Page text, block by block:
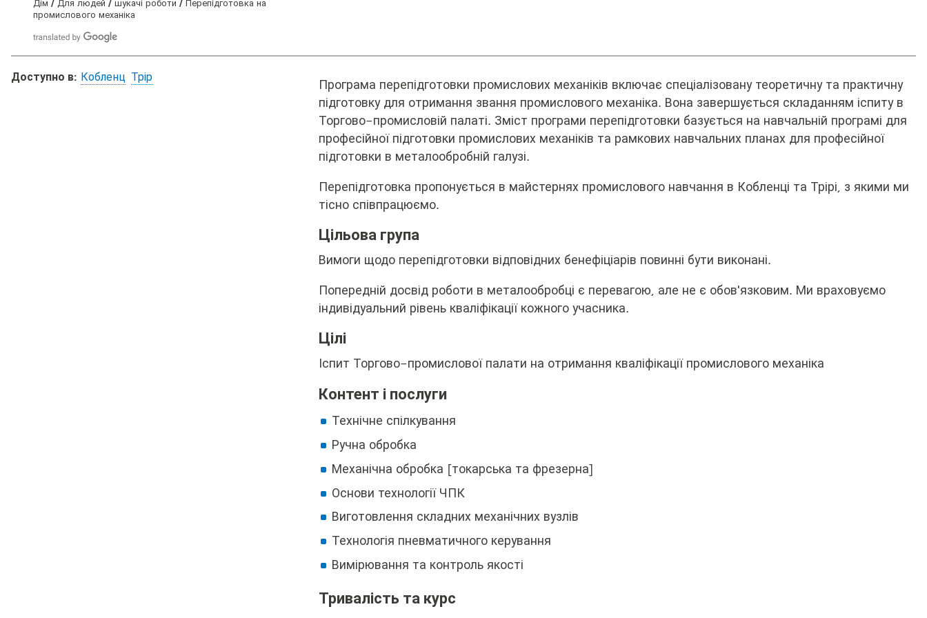
В
и
у
т
Дім Для людей шукачі роботи
Перепідготовка на
промислового механіка
Доступно в: Кобленц Трір Перепідготовка
на
промислового
механіка
Програма перепідготовки промислових механіків включає спеціалізовану теоретичну та практичну
підготовку для отримання звання промислового механіка. Вона завершується складанням іспиту в
Торгово-промисловій палаті. Зміст програми перепідготовки базується на навчальній програмі для
професійної підготовки промислових механіків та рамкових навчальних планах для професійної
підготовки в металообробній галузі.
Перепідготовка пропонується в майстернях промислового навчання в Кобленці та Трірі, з якими ми
тісно співпрацюємо.
Цільова група
Вимоги щодо перепідготовки відповідних бенефіціарів повинні бути виконані.
Попередній досвід роботи в металообробці є перевагою, але не є обов'язковим. Ми враховуємо
індивідуальний рівень кваліфікації кожного учасника.
Цілі
Іспит Торгово-промислової палати на отримання кваліфікації промислового механіка
Контент і послуги
Технічне спілкування
Ручна обробка
Механічна обробка [токарська та фрезерна]
Основи технології ЧПК
Виготовлення складних механічних вузлів
Технологія пневматичного керування
Вимірювання та контроль якості
Тривалість та курс